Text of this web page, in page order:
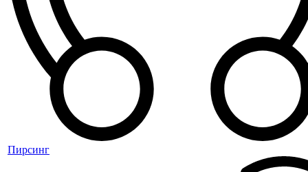
Пирсинг